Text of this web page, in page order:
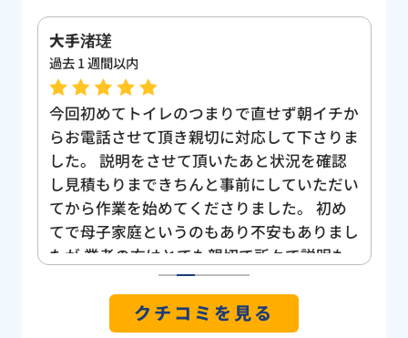
大手渚瑳
過去 1 週間以内
今回初めてトイレのつまりで直せず朝イチか
らお電話させて頂き親切に対応して下さりま
した。 説明をさせて頂いたあと状況を確認
し見積もりまできちんと事前にしていただい
てから作業を始めてくださりました。 初め
てで母子家庭というのもあり不安もありまし
たが 業者の方はとても親切で所々で説明も
して下さったので安心してお願いすることが
でき、私の身内でも詰まり等で困っていた場
合はこちらの業者さんなら安心してお願いで
クチコミを見る